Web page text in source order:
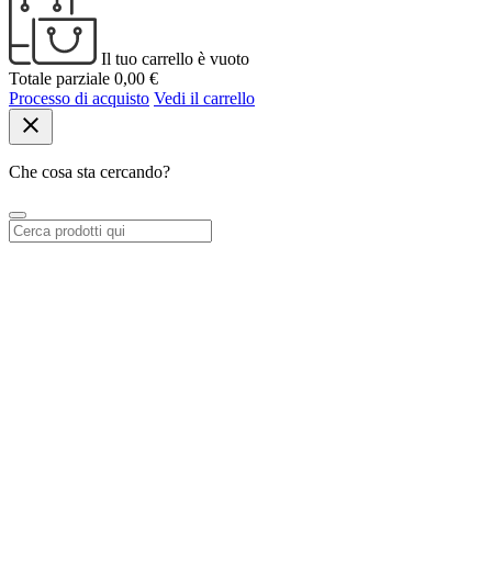
Il tuo carrello è vuoto
Totale parziale 0,00 €
Processo di acquisto Vedi il carrello
close
Che cosa sta cercando?